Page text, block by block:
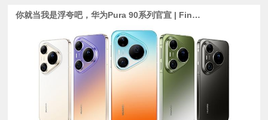
测
你就当我是浮夸吧，华为Pura 90系列官宣 | Find X9s Pro外观公布+颜色OS半年更新定档